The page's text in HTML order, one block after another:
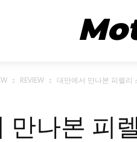
REVIEW 대만에서 만나본 피렐리
만나본 피